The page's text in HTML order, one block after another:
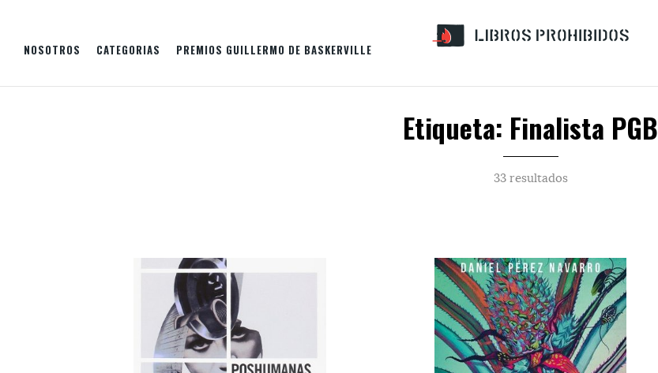
NOSOTROS CATEGORIAS PREMIOS GUILLERMO DE BASKERVILLE
Etiqueta: Finalista PGB
33 resultados